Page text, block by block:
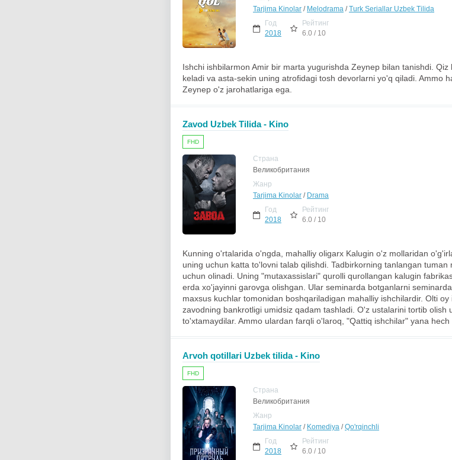
Tarjima Kinolar / Melodrama /Turk Seriallar Uzbek Tilida
Год
2018
Рейтинг
6.0 / 10
Ishchi ishbilarmon Amir bir marta yugurishda Zeynep bilan tanishdi.
keladi va asta-sekin uning atrofidagi tosh devorlarni yo'q qiladi. Ammo
Zeynep o'z jarohatlariga ega.
Zavod Uzbek Tilida - Kino
FHD
Страна
Великобритания
Жанр
Tarjima Kinolar / Drama
Год
2018
Рейтинг
6.0 / 10
Kunning o'rtalarida o'ngda, mahalliy oligarx Kalugin o'z mollaridan
uning uchun katta to'lovni talab qilishdi. Tadbirkorning tanlangan
uchun olinadi. Uning "mutaxassislari" qurolli qurollangan kalugin
erda xo'jayinni garovga olishgan. Ular seminarda botganlarni
maxsus kuchlar tomonidan boshqariladigan mahalliy ishchilardir. Olti
zavodning bankrotligi umidsiz qadam tashladi. O'z ustalarini tortib olish
to'xtamaydilar. Ammo ulardan farqli o'laroq, "Qattiq ishchilar" yana hech
Arvoh qotillari Uzbek tilida - Kino
FHD
Страна
Великобритания
Жанр
Tarjima Kinolar / Komediya /Qo'rqinchli
Год
2018
Рейтинг
6.0 / 10